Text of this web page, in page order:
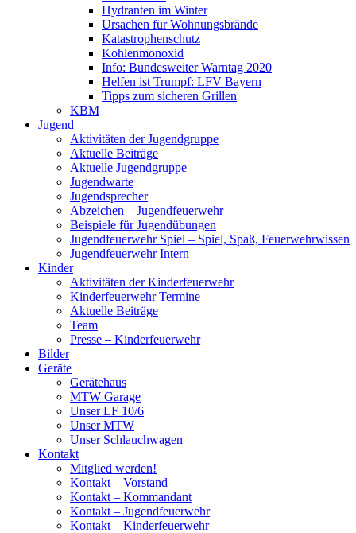
Hydranten im Winter
Ursachen für Wohnungsbrände
Katastrophenschutz
Kohlenmonoxid
Info: Bundesweiter Warntag 2020
Helfen ist Trumpf: LFV Bayern
Tipps zum sicheren Grillen
KBM
Jugend
Aktivitäten der Jugendgruppe
Aktuelle Beiträge
Aktuelle Jugendgruppe
Jugendwarte
Jugendsprecher
Abzeichen – Jugendfeuerwehr
Beispiele für Jugendübungen
Jugendfeuerwehr Spiel – Spiel, Spaß, Feuerwehrwissen
Jugendfeuerwehr Intern
Kinder
Aktivitäten der Kinderfeuerwehr
Kinderfeuerwehr Termine
Aktuelle Beiträge
Team
Presse – Kinderfeuerwehr
Bilder
Geräte
Gerätehaus
MTW Garage
Unser LF 10/6
Unser MTW
Unser Schlauchwagen
Kontakt
Mitglied werden!
Kontakt – Vorstand
Kontakt – Kommandant
Kontakt – Jugendfeuerwehr
Kontakt – Kinderfeuerwehr